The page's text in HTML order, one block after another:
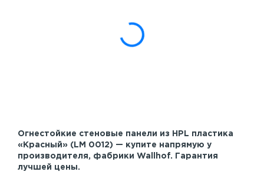
Огнестойкие стеновые панели из HPL пластика
«Красный» (LM 0012) — купите напрямую у
производителя, фабрики Wallhof. Гарантия
лучшей цены.